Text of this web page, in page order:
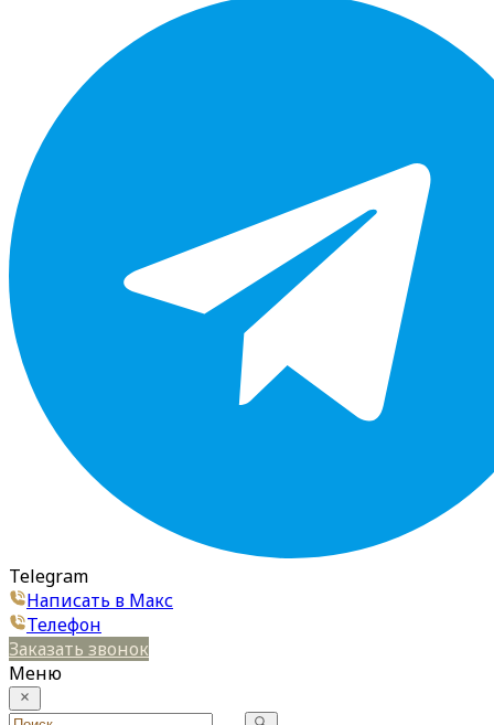
Telegram
Написать в Макс
Телефон
Заказать звонок
Меню